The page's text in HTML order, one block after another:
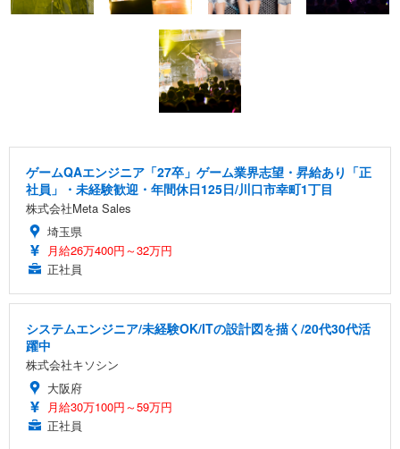
ゲームQAエンジニア「27卒」ゲーム業界志望・昇給あり「正
社員」・未経験歓迎・年間休日125日/川口市幸町1丁目
株式会社Meta Sales
埼玉県
月給26万400円～32万円
正社員
システムエンジニア/未経験OK/ITの設計図を描く/20代30代活
躍中
株式会社キソシン
大阪府
月給30万100円～59万円
正社員